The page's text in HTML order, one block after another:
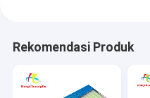
Rekomendasi Produk